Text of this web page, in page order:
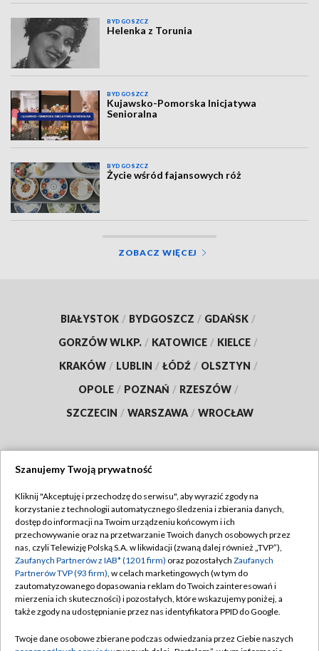
BYDGOSZCZ
Helenka z Torunia
BYDGOSZCZ
Kujawsko-Pomorska Inicjatywa
Senioralna
BYDGOSZCZ
Życie wśród fajansowych róż
ZOBACZ WIĘCEJ
BIAŁYSTOK / BYDGOSZCZ / GDAŃSK /
GORZÓW WLKP. / KATOWICE / KIELCE /
KRAKÓW / LUBLIN / ŁÓDŹ / OLSZTYN /
OPOLE / POZNAŃ / RZESZÓW /
SZCZECIN / WARSZAWA / WROCŁAW
TVP
Abonament TVP
Emisja w TVP
Centrum informacji TVP
Naziemna Telewizja Cyfrowa
Regulamin TVP
Polityka prywatności
Moje zgody
Pomoc
Szanujemy Twoją prywatność
Kliknij "Akceptuję i przechodzę do serwisu", aby wyrazić zgody na
korzystanie z technologii automatycznego śledzenia i zbierania danych,
dostęp do informacji na Twoim urządzeniu końcowym i ich
przechowywanie oraz na przetwarzanie Twoich danych osobowych przez
nas, czyli Telewizję Polską S.A. w likwidacji (zwaną dalej również „TVP”),
Zaufanych Partnerów z IAB* (1201 firm) oraz pozostałych Zaufanych
Partnerów TVP (93 firm), w celach marketingowych (w tym do
zautomatyzowanego dopasowania reklam do Twoich zainteresowań i
mierzenia ich skuteczności) i pozostałych, które wskazujemy poniżej, a
także zgody na udostępnianie przez nas identyfikatora PPID do Google.
Twoje dane osobowe zbierane podczas odwiedzania przez Ciebie naszych